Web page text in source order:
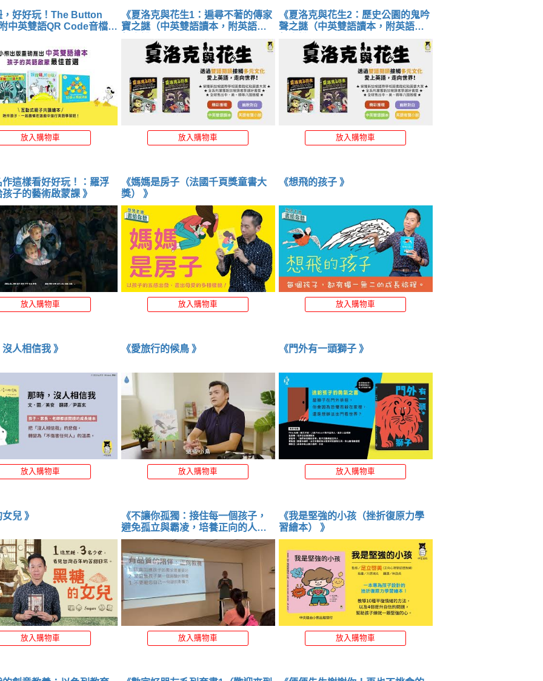
，好好玩！The Button
中英雙語QR Code音檔）
放入購物車
《夏洛克與花生1：遍尋不著的傳家
寶之謎（中英雙語讀本，附英語有
放入購物車
《夏洛克與花生2：歷史公園的鬼吟
聲之謎（中英雙語讀本，附英語有
放入購物車
這樣看好好玩！：羅浮
宮專家給孩子的藝術啟蒙課 》
放入購物車
《媽媽是房子（法國千頁獎童書大
獎） 》
放入購物車
《想飛的孩子 》
放入購物車
《那時，沒人相信我 》
放入購物車
《愛旅行的候鳥 》
放入購物車
《門外有一頭獅子 》
放入購物車
《黑糖的女兒 》
放入購物車
《不讓你孤獨：接住每一個孩子，
避免孤立與霸凌，培養正向的人際
關係 》
放入購物車
《我是堅強的小孩（挫折復原力學
習繪本） 》
放入購物車